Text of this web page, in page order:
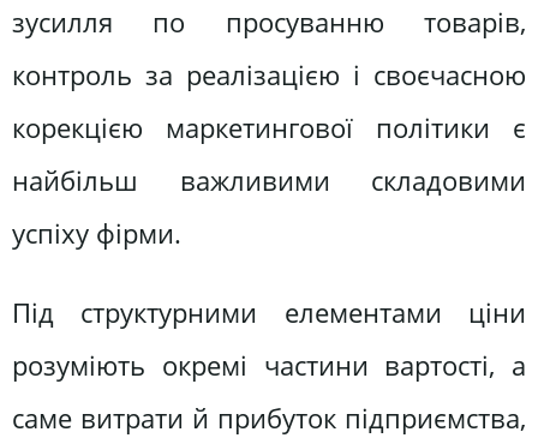
зусилля по просуванню товарів,
контроль за реалізацією і своєчасною
корекцією маркетингової політики є
найбільш важливими складовими
успіху фірми.
Під структурними елементами ціни
розуміють окремі частини вартості, а
саме витрати й прибуток підприємства,